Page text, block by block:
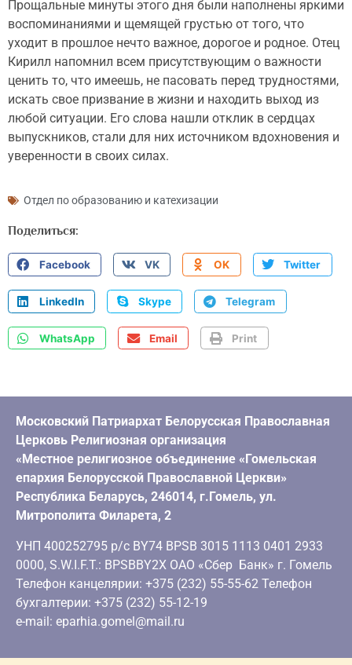
Прощальные минуты этого дня были наполнены яркими
воспоминаниями и щемящей грустью от того, что
уходит в прошлое нечто важное, дорогое и родное. Отец
Кирилл напомнил всем присутствующим о важности
ценить то, что имеешь, не пасовать перед трудностями,
искать свое призвание в жизни и находить выход из
любой ситуации. Его слова нашли отклик в сердцах
выпускников, стали для них источником вдохновения и
уверенности в своих силах.
Отдел по образованию и катехизации
Поделиться:
Facebook VK OK Twitter
LinkedIn Skype Telegram
WhatsApp Email Print
Московский Патриархат Белорусская Православная
Церковь Религиозная организация
«Местное религиозное объединение «Гомельская
епархия Белорусской Православной Церкви»
Республика Беларусь, 246014, г.Гомель, ул.
Митрополита Филарета, 2
УНП 400252795 р/с BY74 BPSB 3015 1113 0401 2933
0000, S.W.I.F.T.: BPSBBY2X ОАО «Сбер Банк» г. Гомель
Телефон канцелярии: +375 (232) 55-55-62 Телефон
бухгалтерии: +375 (232) 55-12-19
e-mail: eparhia.gomel@mail.ru